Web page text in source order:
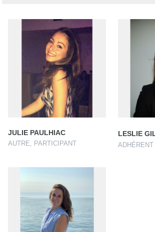
JULIE PAULHIAC
AUTRE, PARTICIPANT
LESLIE
ADHÉRENT